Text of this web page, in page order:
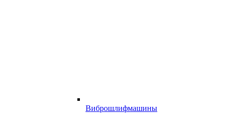
Виброшлифмашины